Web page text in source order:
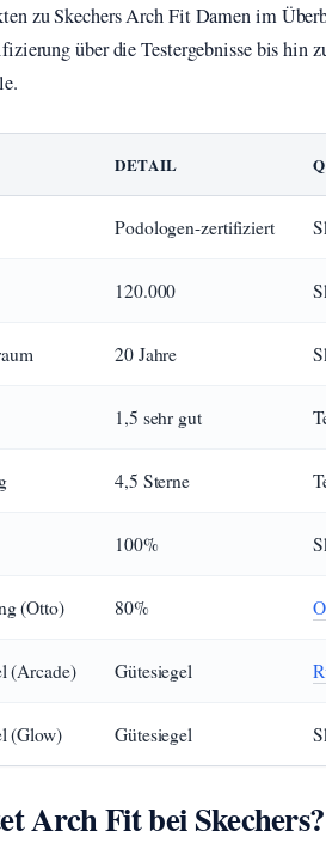
zu Skechers Arch Fit Damen im
über die Testergebnisse bis hin
DETAIL
Podologen-zertifiziert
120.000
20 Jahre
1,5 sehr gut
4,5 Sterne
100%
(Otto) 80%
(Arcade) Gütesiegel
(Glow) Gütesiegel
Arch Fit bei Skechers?